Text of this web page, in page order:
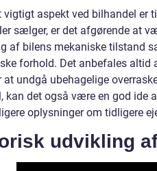
vigtigt aspekt ved bilhandel er
sælger, er det afgørende at
af bilens mekaniske tilstand
forhold. Det anbefales
at undgå ubehagelige
kan det også være en god ide
oplysninger om tidligere
udvikling